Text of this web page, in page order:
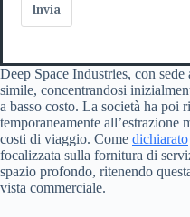
Invia
Deep Space Industries, con
simile, concentrandosi
a basso costo. La società ha
temporaneamente all’estrazione
costi di viaggio. Come dichiarato
focalizzata sulla fornitura di
spazio profondo, ritenendo
vista commerciale.